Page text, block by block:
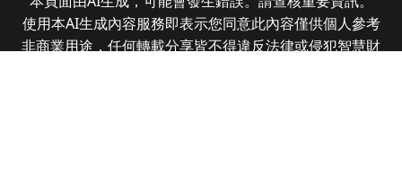
使用本AI生成內容服務即表示您同意此內容僅供個人參考
非商業用途，任何轉載分享皆不得違反法律或侵犯智慧財